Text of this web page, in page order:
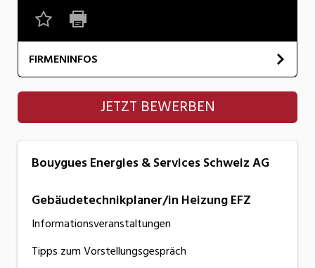
Wirtschaft/Verwaltung
FIRMENINFOS
Bouygues Energies & Services Schweiz AG
JETZT BEWERBEN
Bouygues Energies & Services Schweiz AG
Gebäudetechnikplaner/in Heizung EFZ
Informationsveranstaltungen
Tipps zum Vorstellungsgespräch